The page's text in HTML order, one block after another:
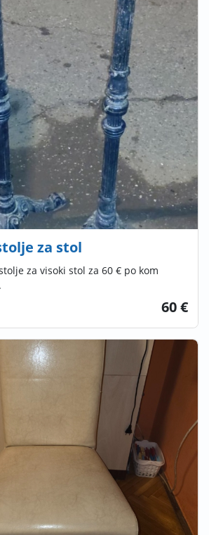
za stol
za visoki stol za 60 € po kom
60 €